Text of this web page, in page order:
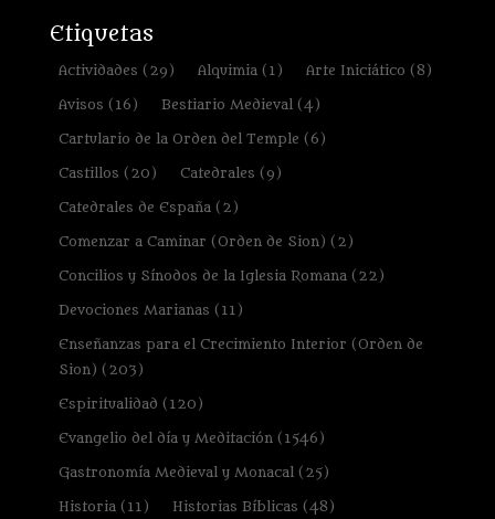
Etiquetas
Actividades (29) Alquimia(1) Arte Iniciático (8)
Avisos (16) Bestiario Medieval(4)
Cartulario de la Orden del Temple (6)
Castillos (20) Catedrales (9)
Catedrales de España(2)
Comenzar a Caminar (Orden de Sion) (2)
Concilios y Sínodos de la Iglesia Romana(22)
Devociones Marianas (11)
Enseñanzas para el Crecimiento Interior (Orden de
Sion) (203)
Espiritualidad (120)
Evangelio del día y Meditación(1546)
Gastronomía Medieval y Monacal(25)
Historia(11) Historias Bíblicas (48)